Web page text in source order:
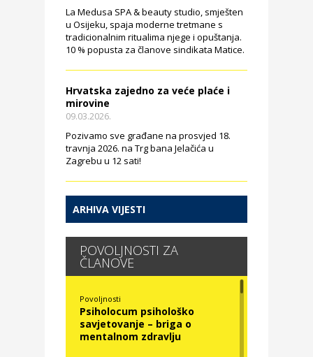
La Medusa SPA & beauty studio, smješten
u Osijeku, spaja moderne tretmane s
tradicionalnim ritualima njege i opuštanja.
10 % popusta za članove sindikata Matice.
Hrvatska zajedno za veće plaće i
mirovine
09.03.2026.
Pozivamo sve građane na prosvjed 18.
travnja 2026. na Trg bana Jelačića u
Zagrebu u 12 sati!
ARHIVA VIJESTI
POVOLJNOSTI ZA
ČLANOVE
Povoljnosti
Psiholocum psihološko
savjetovanje – briga o
mentalnom zdravlju